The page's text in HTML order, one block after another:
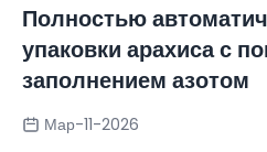
Полностью
упаковки арахиса с
заполнением азотом
Мар-11-2026